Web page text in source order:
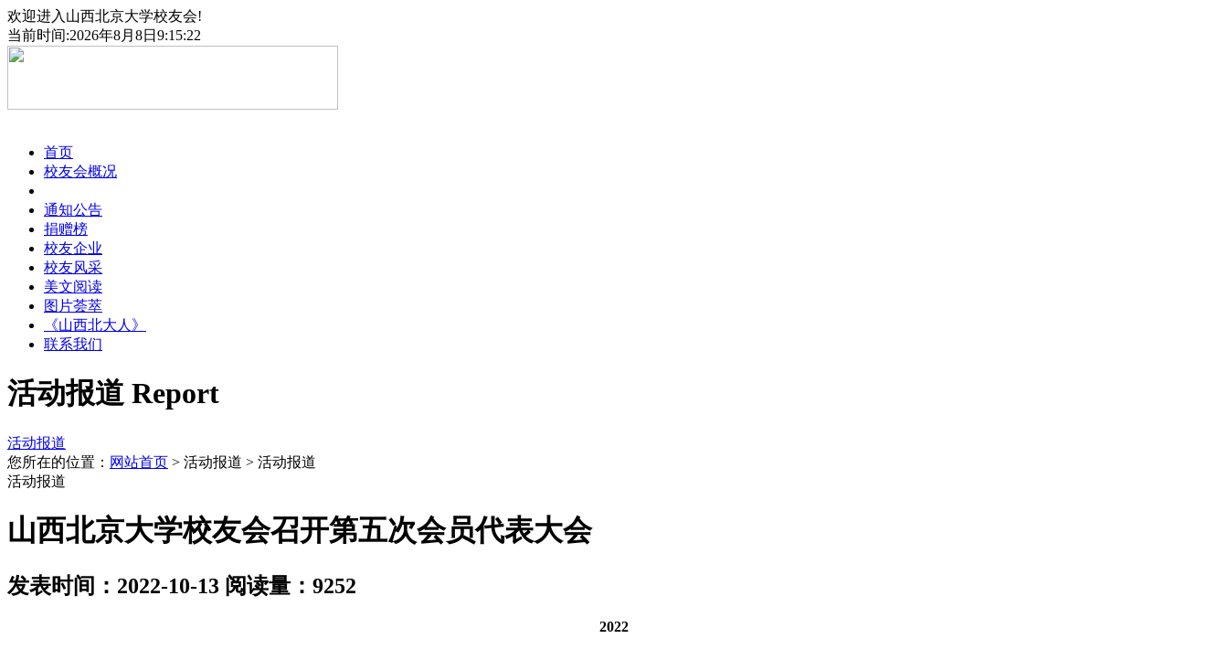
欢迎进入山西北京大学校友会!
当前时间:2026年8月8日9:15:23
首页
校友会概况
通知公告
捐赠榜
校友企业
校友风采
美文阅读
图片荟萃
《山西北大人》
联系我们
活动报道Report
活动报道
您所在的位置： 网站首页 > 活动报道 > 活动报道
活动报道
山西北京大学校友会召开第五次会员代表大会
发表时间：2022-10-13 阅读量：9252
2022